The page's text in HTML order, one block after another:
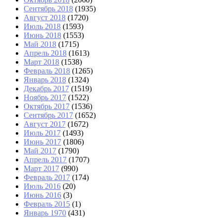
Сентябрь 2018 (1935)
Август 2018 (1720)
Июль 2018 (1593)
Июнь 2018 (1553)
Май 2018 (1715)
Апрель 2018 (1613)
Март 2018 (1538)
Февраль 2018 (1265)
Январь 2018 (1324)
Декабрь 2017 (1519)
Ноябрь 2017 (1522)
Октябрь 2017 (1536)
Сентябрь 2017 (1652)
Август 2017 (1672)
Июль 2017 (1493)
Июнь 2017 (1806)
Май 2017 (1790)
Апрель 2017 (1707)
Март 2017 (990)
Февраль 2017 (174)
Июль 2016 (20)
Июнь 2016 (3)
Февраль 2015 (1)
Январь 1970 (431)